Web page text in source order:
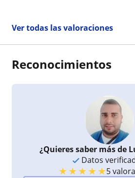
Ver todas las valoraciones
Reconocimientos
¿Quieres saber más de
Datos
★★★★★5